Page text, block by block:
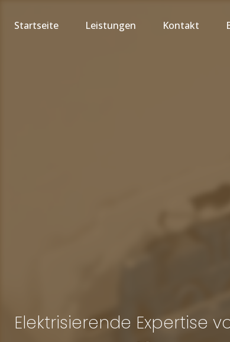
Startseite Leistungen Kontakt
Elektrisierende Expertise